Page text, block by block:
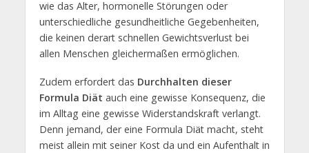
wie das Alter, hormonelle Störungen oder
unterschiedliche gesundheitliche Gegebenheiten,
die keinen derart schnellen Gewichtsverlust bei
allen Menschen gleichermaßen ermöglichen.
Zudem erfordert das Durchhalten dieser
Formula Diät auch eine gewisse Konsequenz, die
im Alltag eine gewisse Widerstandskraft verlangt.
Denn jemand, der eine Formula Diät macht, steht
meist allein mit seiner Kost da und ein Aufenthalt in